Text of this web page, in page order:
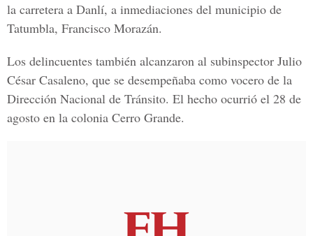
la carretera a Danlí, a inmediaciones del municipio de
Tatumbla, Francisco Morazán.
Los delincuentes también alcanzaron al subinspector Julio
César Casaleno, que se desempeñaba como vocero de la
Dirección Nacional de Tránsito. El hecho ocurrió el 28 de
agosto en la colonia Cerro Grande.